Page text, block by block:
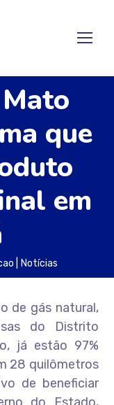
que
em
Notícias
de gás natural,
do Distrito
já estão 97%
28 quilômetros
de beneficiar